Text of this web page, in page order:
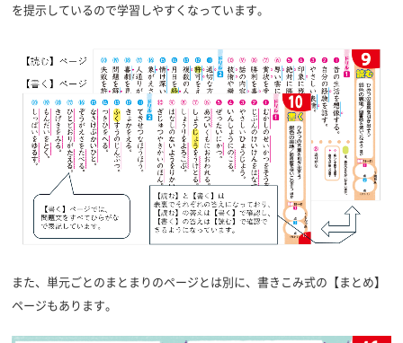
を提示しているので学習しやすくなっています。
また、単元ごとのまとまりのページとは別に、書きこみ式の【まとめ】
ページもあります。